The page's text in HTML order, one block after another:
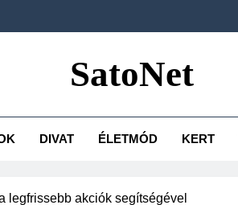
SatoNet
DIVAT ÉLETMÓD KERT
legfrissebb akciók segítségével